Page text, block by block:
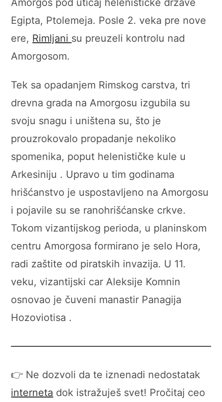
Egipta, Ptolemeja. Posle 2. veka pre nove
ere, Rimljani su preuzeli kontrolu nad
Amorgosom.
Tek sa opadanjem Rimskog carstva, tri
drevna grada na Amorgosu izgubila su
svoju snagu i uništena su, što je
prouzrokovalo propadanje nekoliko
spomenika, poput helenističke kule u
Arkesiniju . Upravo u tim godinama
hrišćanstvo je uspostavljeno na Amorgosu
i pojavile su se ranohrišćanske crkve.
Tokom vizantijskog perioda, u planinskom
centru Amorgosa formirano je selo Hora,
radi zaštite od piratskih invazija. U 11.
veku, vizantijski car Aleksije Komnin
osnovao je čuveni manastir Panagija
Hozoviotisa .
👉 Ne dozvoli da te iznenadi nedostatak
interneta dok istražuješ svet! Pročitaj ceo